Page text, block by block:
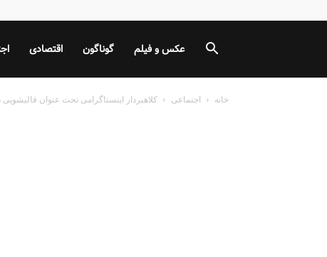
اقتصادی گوناگون عکس و فیلم
خانه اجتماعی کلاهبردار اینستاگرامی تحت عنوان